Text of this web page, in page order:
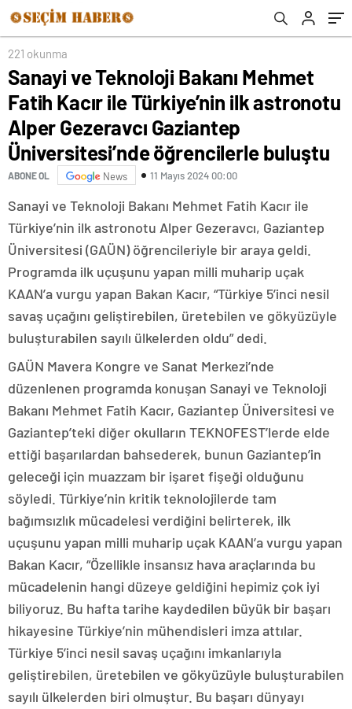
Gezeravcı Gaziantep Üniversitesi’nde
öğrencilerle buluştu
221 okunma
Sanayi ve Teknoloji Bakanı Mehmet
Fatih Kacır ile Türkiye’nin ilk astronotu
Alper Gezeravcı Gaziantep
Üniversitesi’nde öğrencilerle buluştu
ABONE OL News 11 Mayıs 2024 00:00
Sanayi ve Teknoloji Bakanı Mehmet Fatih Kacır ile
Türkiye’nin ilk astronotu Alper Gezeravcı, Gaziantep
Üniversitesi (GAÜN) öğrencileriyle bir araya geldi.
Programda ilk uçuşunu yapan milli muharip uçak
KAAN’a vurgu yapan Bakan Kacır, “Türkiye 5’inci nesil
savaş uçağını geliştirebilen, üretebilen ve gökyüzüyle
buluşturabilen sayılı ülkelerden oldu” dedi.
GAÜN Mavera Kongre ve Sanat Merkezi’nde
düzenlenen programda konuşan Sanayi ve Teknoloji
Bakanı Mehmet Fatih Kacır, Gaziantep Üniversitesi ve
Gaziantep’teki diğer okulların TEKNOFEST’lerde elde
ettiği başarılardan bahsederek, bunun Gaziantep’in
geleceği için muazzam bir işaret fişeği olduğunu
söyledi. Türkiye’nin kritik teknolojilerde tam
bağımsızlık mücadelesi verdiğini belirterek, ilk
uçuşunu yapan milli muharip uçak KAAN’a vurgu yapan
Bakan Kacır, “Özellikle insansız hava araçlarında bu
mücadelenin hangi düzeye geldiğini hepimiz çok iyi
biliyoruz. Bu hafta tarihe kaydedilen büyük bir başarı
hikayesine Türkiye’nin mühendisleri imza attılar.
Türkiye 5’inci nesil savaş uçağını imkanlarıyla
geliştirebilen, üretebilen ve gökyüzüyle buluşturabilen
sayılı ülkelerden biri olmuştur. Bu başarı dünyayı